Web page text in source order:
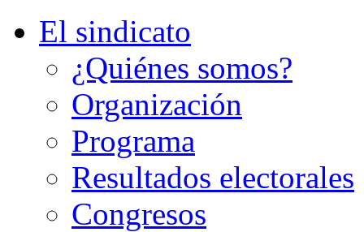
El sindicato
¿Quiénes somos?
Organización
Programa
Resultados electorales
Congresos